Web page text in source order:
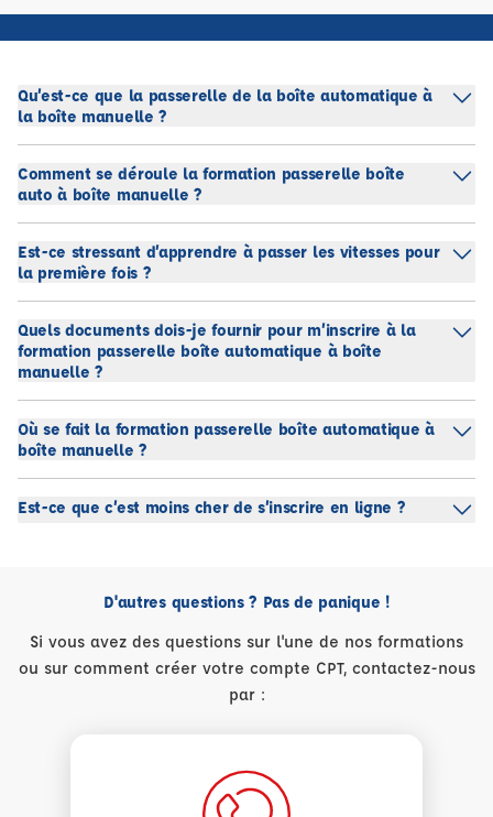
Qu’est-ce que la passerelle de la boîte automatique à
la boîte manuelle ?
Comment se déroule la formation passerelle boîte
auto à boîte manuelle ?
Est-ce stressant d’apprendre à passer les vitesses pour
la première fois ?
Quels documents dois-je fournir pour m’inscrire à la
formation passerelle boîte automatique à boîte
manuelle ?
Où se fait la formation passerelle boîte automatique à
boîte manuelle ?
Est-ce que c’est moins cher de s’inscrire en ligne ?
D'autres questions ? Pas de panique !
Si vous avez des questions sur l'une de nos formations
ou sur comment créer votre compte CPT, contactez-nous
par :